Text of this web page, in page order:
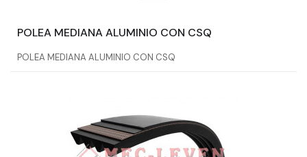
POLEA MEDIANA ALUMINIO CON CSQ
POLEA MEDIANA ALUMINIO CON CSQ